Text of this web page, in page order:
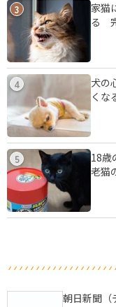
3
家猫
る
4
犬の
くな
5
18歳
老猫
朝日新聞（